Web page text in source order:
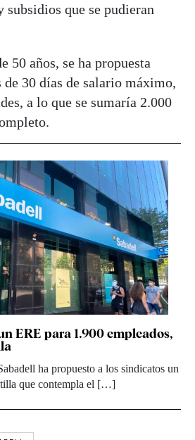
subsidios que se pudieran
50 años, se ha propuesta
de 30 días de salario máximo,
a lo que se sumaría 2.000
ERE para 1.900 empleados,
ha propuesto a los sindicatos un
que contempla el […]